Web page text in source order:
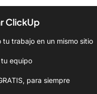
ClickUp
tu trabajo en un mismo sitio
equipo
para siempre